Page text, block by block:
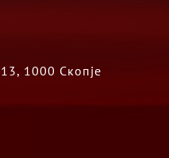
1000 Скопје